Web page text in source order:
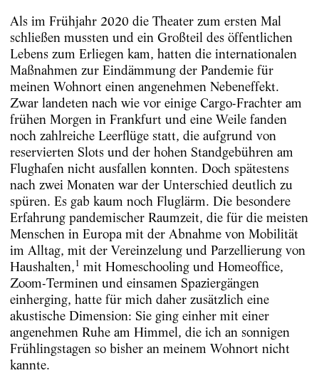
Als im Frühjahr 2020 die Theater zum ersten Mal
schließen mussten und ein Großteil des öffentlichen
Lebens zum Erliegen kam, hatten die internationalen
Maßnahmen zur Eindämmung der Pandemie für
meinen Wohnort einen angenehmen Nebeneffekt.
Zwar landeten nach wie vor einige Cargo-Frachter am
frühen Morgen in Frankfurt und eine Weile fanden
noch zahlreiche Leerflüge statt, die aufgrund von
reservierten Slots und der hohen Standgebühren am
Flughafen nicht ausfallen konnten. Doch spätestens
nach zwei Monaten war der Unterschied deutlich zu
spüren. Es gab kaum noch Fluglärm. Die besondere
Erfahrung pandemischer Raumzeit, die für die meisten
Menschen in Europa mit der Abnahme von Mobilität
im Alltag, mit der Vereinzelung und Parzellierung von
Haushalten,1 mit Homeschooling und Homeoffice,
Zoom-Terminen und einsamen Spaziergängen
einherging, hatte für mich daher zusätzlich eine
akustische Dimension: Sie ging einher mit einer
angenehmen Ruhe am Himmel, die ich an sonnigen
Frühlingstagen so bisher an meinem Wohnort nicht
kannte.